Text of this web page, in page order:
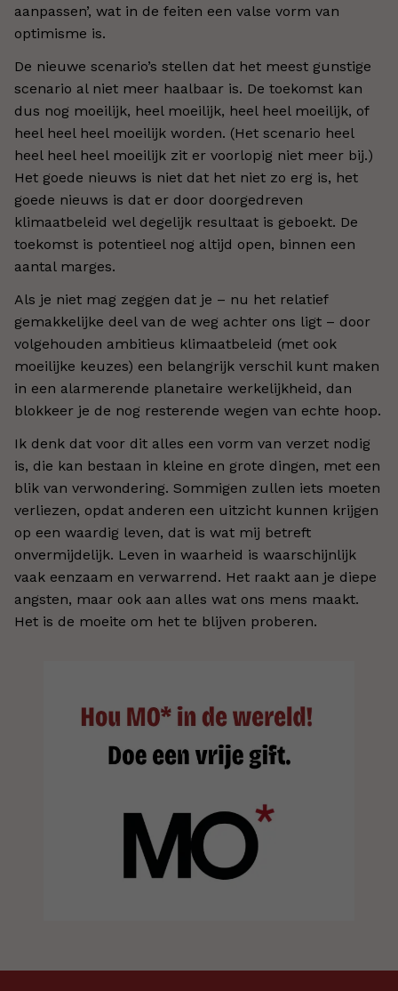
aanpassen’, wat in de feiten een valse vorm van
optimisme is.
De nieuwe scenario’s stellen dat het meest gunstige
scenario al niet meer haalbaar is. De toekomst kan
dus nog moeilijk, heel moeilijk, heel heel moeilijk, of
heel heel heel moeilijk worden. (Het scenario heel
heel heel heel moeilijk zit er voorlopig niet meer bij.)
Het goede nieuws is niet dat het niet zo erg is, het
goede nieuws is dat er door doorgedreven
klimaatbeleid wel degelijk resultaat is geboekt. De
toekomst is potentieel nog altijd open, binnen een
aantal marges.
Als je niet mag zeggen dat je – nu het relatief
gemakkelijke deel van de weg achter ons ligt – door
volgehouden ambitieus klimaatbeleid (met ook
moeilijke keuzes) een belangrijk verschil kunt maken
in een alarmerende planetaire werkelijkheid, dan
blokkeer je de nog resterende wegen van echte hoop.
Ik denk dat voor dit alles een vorm van verzet nodig
is, die kan bestaan in kleine en grote dingen, met een
blik van verwondering. Sommigen zullen iets moeten
verliezen, opdat anderen een uitzicht kunnen krijgen
op een waardig leven, dat is wat mij betreft
onvermijdelijk. Leven in waarheid is waarschijnlijk
vaak eenzaam en verwarrend. Het raakt aan je diepe
angsten, maar ook aan alles wat ons mens maakt.
Het is de moeite om het te blijven proberen.